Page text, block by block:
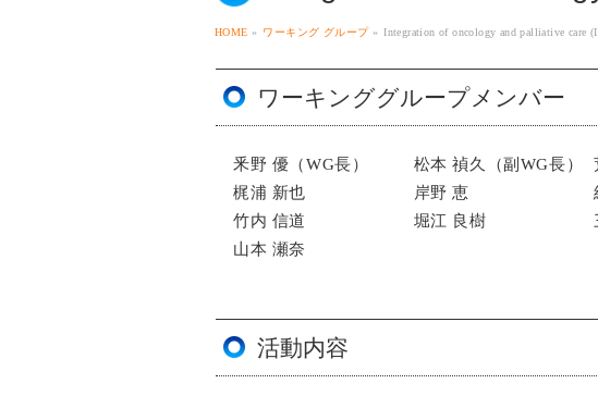
HOME » ワーキング グループ» Integration of oncology and palliative care
ワーキンググループメンバー
釆野 優（WG長） 松本 禎久（副WG長）
梶浦 新也
岸野 恵
竹内 信道
堀江 良樹
山本 瀬奈
活動内容